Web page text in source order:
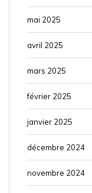
mai 2025
avril 2025
mars 2025
février 2025
janvier 2025
décembre 2024
novembre 2024